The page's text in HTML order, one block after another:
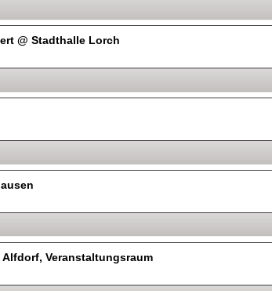
@ Stadthalle Lorch
Alfdorf, Veranstaltungsraum